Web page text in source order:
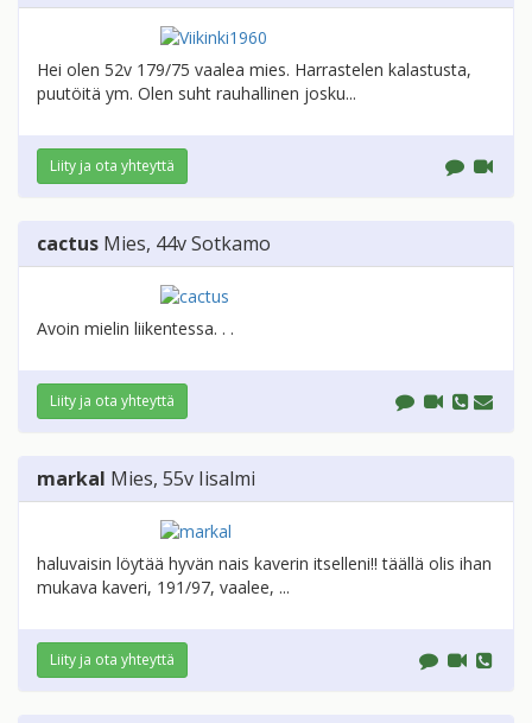
Hei olen 52v 179/75 vaalea mies. Harrastelen kalastusta,
puutöitä ym. Olen suht rauhallinen josku...
Liity ja ota yhteyttä
cactus Mies, 44vSotkamo
Avoin mielin liikentessa. . .
Liity ja ota yhteyttä
markal Mies, 55v Iisalmi
haluvaisin löytää hyvän nais kaverin itselleni!! täällä olis ihan
mukava kaveri, 191/97, vaalee, ...
Liity ja ota yhteyttä